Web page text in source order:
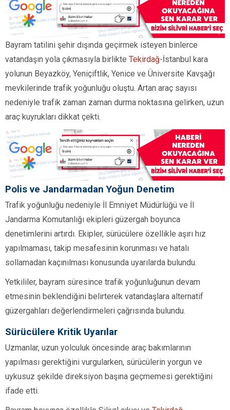
Bayram tatilini şehir dışında geçirmek isteyen binlerce
vatandaşın yola çıkmasıyla birlikte Tekirdağ-İstanbul kara
yolunun Beyazköy, Yeniçiftlik, Yenice ve Üniversite Kavşağı
mevkilerinde trafik yoğunluğu oluştu. Artan araç sayısı
nedeniyle trafik zaman zaman durma noktasına gelirken, uzun
araç kuyrukları dikkat çekti.
Polis ve Jandarmadan Yoğun Denetim
Trafik yoğunluğu nedeniyle İl Emniyet Müdürlüğü ve İl
Jandarma Komutanlığı ekipleri güzergah boyunca
denetimlerini artırdı. Ekipler, sürücülere özellikle aşırı hız
yapılmaması, takip mesafesinin korunması ve hatalı
sollamadan kaçınılması konusunda uyarılarda bulundu.
Yetkililer, bayram süresince trafik yoğunluğunun devam
etmesinin beklendiğini belirterek vatandaşlara alternatif
güzergahları değerlendirmeleri çağrısında bulundu.
Sürücülere Kritik Uyarılar
Uzmanlar, uzun yolculuk öncesinde araç bakımlarının
yapılması gerektiğini vurgularken, sürücülerin yorgun ve
uykusuz şekilde direksiyon başına geçmemesi gerektiğini
ifade etti.